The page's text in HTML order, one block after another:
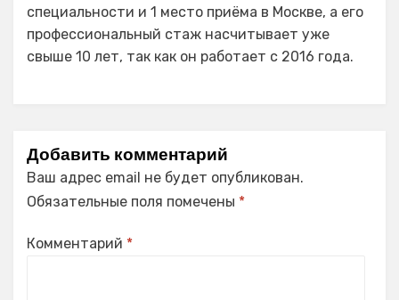
специальности и 1 место приёма в Москве, а его
профессиональный стаж насчитывает уже
свыше 10 лет, так как он работает с 2016 года.
Добавить комментарий
Ваш адрес email не будет опубликован.
Обязательные поля помечены *
Комментарий *